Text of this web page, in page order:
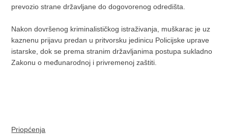
prevozio strane državljane do dogovorenog odredišta.
Nakon dovršenog kriminalističkog istraživanja, muškarac je uz
kaznenu prijavu predan u pritvorsku jedinicu Policijske uprave
istarske, dok se prema stranim državljanima postupa sukladno
Zakonu o međunarodnoj i privremenoj zaštiti.
Priopćenja